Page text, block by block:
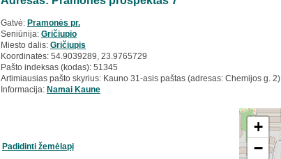
Gatvė: Pramonės pr.
Seniūnija: Gričiupio
Miesto dalis: Gričiupis
Koordinatės: 54.9039289, 23.9765729
Pašto indeksas (kodas): 51345
Artimiausias pašto skyrius: Kauno 31-asis paštas (adresas: Chemijos g. 2)
Informacija: Namai Kaune
Padidinti žemėlapį
+
−